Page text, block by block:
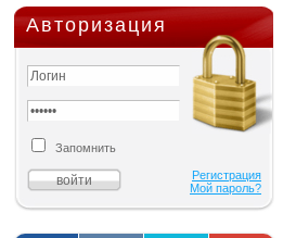
Авторизация
Запомнить
Регистрация
Мой пароль?